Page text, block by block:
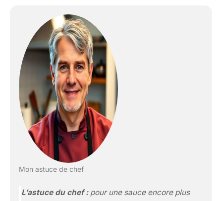
Mon astuce de chef
L’astuce du chef :pour une sauce encore plus